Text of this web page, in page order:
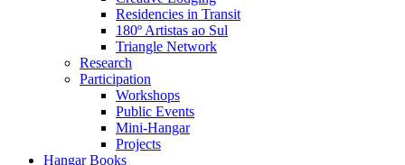
Residencies in Transit
180º Artistas ao Sul
Triangle Network
Research
Participation
Workshops
Public Events
Mini-Hangar
Projects
Hangar Books